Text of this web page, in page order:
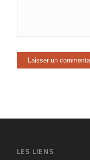
LES LIENS